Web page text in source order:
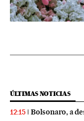
ÚLTIMAS NOTICIAS
12:15 Bolsonaro, a